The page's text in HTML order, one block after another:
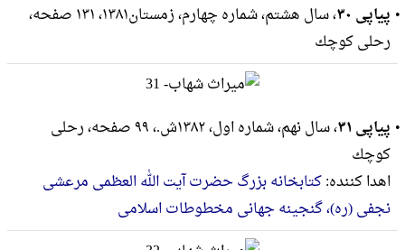
پیاپی ۳۰
، سال هشتم، شماره چهارم، زمستان۱۳۸۱، ۱۳۱ صفحه،
رحلى كوچك
پیاپی ۳۱
، سال نهم، شماره اول، ۱۳۸۲ش.، ۹۹ صفحه، رحلى
كوچك
اهدا کننده:کتابخانه بزرگ حضرت آیت الله العظمی مرعشی
نجفی (ره)، گنجینه جهانی مخطوطات اسلامی